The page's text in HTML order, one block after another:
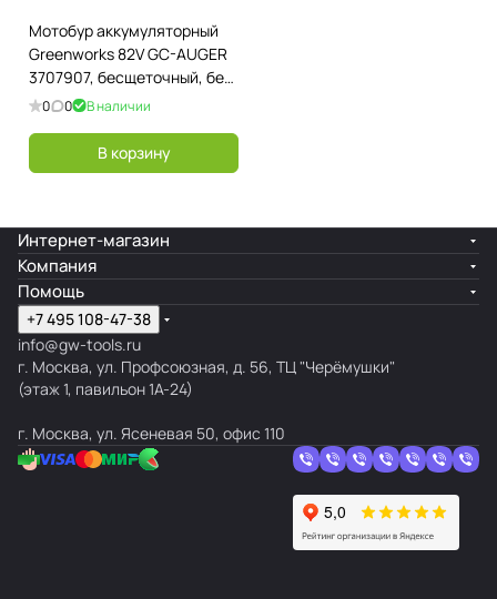
Мотобур аккумуляторный
Greenworks 82V GC-AUGER
3707907, бесщеточный, без
АКБ и ЗУ
0 0 В наличии
В корзину
Интернет-магазин
Компания
Помощь
+7 495 108-47-38
info@gw-tools.ru
г. Москва, ул. Профсоюзная, д. 56, ТЦ "Черёмушки"
(этаж 1, павильон 1А-24)
г. Москва, ул. Ясеневая 50, офис 110